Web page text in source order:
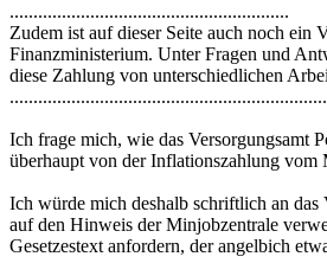
...........................................................
Zudem ist auf dieser Seite auch noch ein
Finanzministerium. Unter Fragen und
diese Zahlung von unterschiedlichen
Ich frage mich, wie das Versorgungsamt
überhaupt von der Inflationszahlung vom
Ich würde mich deshalb schriftlich an das
auf den Hinweis der Minjobzentrale
Gesetzestext anfordern, der angelbich